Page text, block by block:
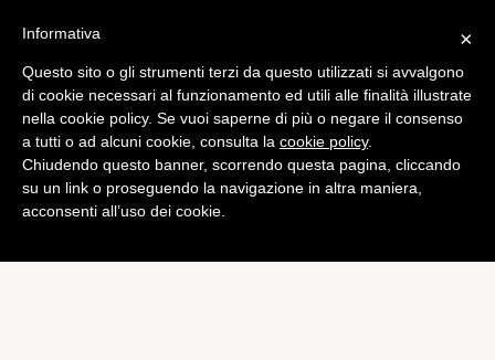
Mobile
Galaxy Note II: arriva il
primo Teaser
di Alessandro Moretti
×
Informativa
Questo sito o gli strumenti terzi da questo utilizzati si avvalgono
di cookie necessari al funzionamento ed utili alle finalità illustrate
nella cookie policy. Se vuoi saperne di più o negare il consenso
a tutti o ad alcuni cookie, consulta la cookie policy.
Chiudendo questo banner, scorrendo questa pagina, cliccando
su un link o proseguendo la navigazione in altra maniera,
acconsenti all’uso dei cookie.